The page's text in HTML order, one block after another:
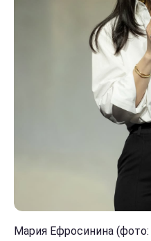
Мария Ефросинина (фото: